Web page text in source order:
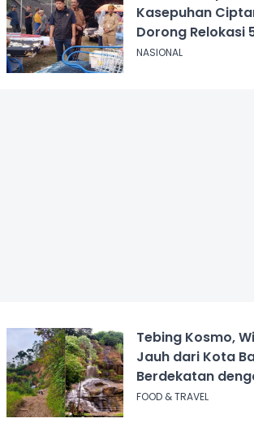
Kasepuhan
Dorong Relokasi
yang Mengungsi
NASIONAL
Tebing Kosmo,
Jauh dari Kota
Berdekatan
Templek
FOOD & TRAVEL